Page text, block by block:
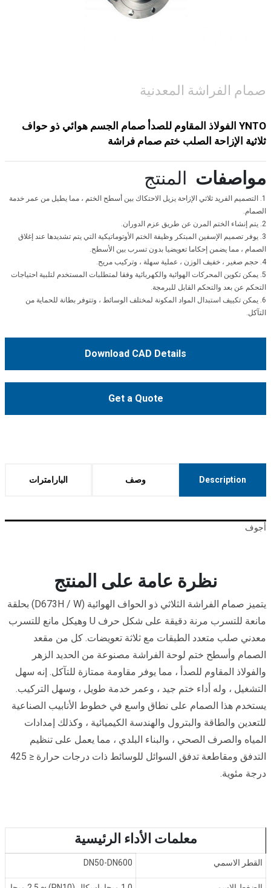
صمام الفراشة المعدنية
YNTO الفولاذ المقاوم للصدأ صمام الجسم هوائي ذو حواف
ثلاثية الإزاحة الصلب ختم صمام فراشة
مواصفات المنتج
1. التصميم الفريد ثلاثي الإزاحة يزيل الاحتكاك بين أسطح الختم ، مما يطيل من عمر خدمة
الصمام.
2. يتم إنشاء الختم المرن عن طريق عزم الدوران.
3. يوفر تصميم الإسفين المبتكر وظيفة الختم الأوتوماتيكية التي يتم تشديدها عند إغلاق
الصمام ، مما يضمن إحكاما تعويضيا بدون تسرب بين الأسطح.
4. حجم صغير ، خفيف الوزن ، عملية سهلة ، وتركيب مريح.
5. يمكن تكوين المحركات الهوائية والكهربائية وفقا لمتطلبات المستخدم لتلبية احتياجات
التحكم عن بعد والتحكم القابل للبرمجة.
6. يمكن تكييف استبدال المواد المكونة لمختلف الوسائط ، وتتوفر بطانة للحماية من
التآكل.
Download CAD Details
Get a Quote
Description وصف البارامترات
أجوف
نظرة عامة على المنتج
يتميز صمام الفراشة الثلاثي ذو الحواف الهوائية (D673H / W) بحلقة
مانعة للتسرب مرنة دقيقة على شكل حرف U وهيكل مانع للتسرب
معدني صلب متعدد الطبقات مع ثلاثة تعويضات. كل من مقعد
الصمام وأسطح ختم لوحة الفراشة مصنوعة من الحديد الزهر
والفولاذ المقاوم للصدأ ، مما يوفر مقاومة ممتازة للتآكل. إنه سهل
التشغيل ، وله أداء ختم جيد ، وعمر خدمة طويل ، وسهل التركيب.
يستخدم هذا الصمام على نطاق واسع في خطوط الأنابيب الصناعية
للتعدين والطاقة والبترول والهندسة الكيميائية ، وكذلك إمدادات
المياه والصرف الصحي ، والبناء البلدي ، مما يعمل على تنظيم
التدفق ومقاطعة تدفق السوائل للوسائط ذات درجات حرارة ≤ 425
درجة مئوية.
معلمات الأداء الرئيسية
القطر الاسمي DN50-DN600